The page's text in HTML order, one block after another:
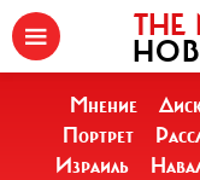
THE
Мнение
Портрет
Израиль